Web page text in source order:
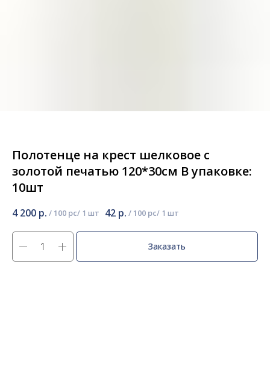
Полотенце на крест шелковое с
золотой печатью 120*30см В упаковке:
10шт
4 200 р. / 100 pc 42 р. / 100 pc
Заказать